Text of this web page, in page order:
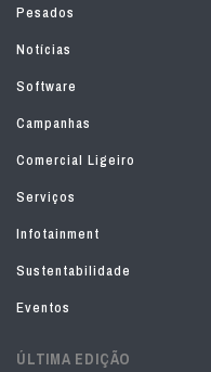
Pesados
Notícias
Software
Campanhas
Comercial Ligeiro
Serviços
Infotainment
Sustentabilidade
Eventos
ÚLTIMA EDIÇÃO